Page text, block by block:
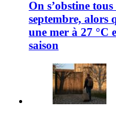
On s’obstine
septembre, alors
une mer à 27 °C
saison